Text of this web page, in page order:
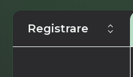
Registrare